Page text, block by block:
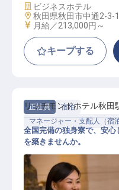
施設業態
ビジネスホテル
勤務地
秋田県秋田市中通2-3-1
給与
月給／213,000円～
キープする
正社員
宿泊
マネージャー・支配人（宿
リッチモンドホテル秋田
全国完備の独身寮で、安
を築きませんか。